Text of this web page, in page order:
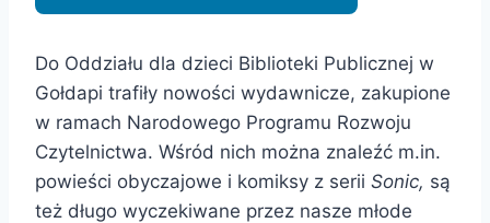
Do Oddziału dla dzieci Biblioteki Publicznej w
Gołdapi trafiły nowości wydawnicze, zakupione
w ramach Narodowego Programu Rozwoju
Czytelnictwa. Wśród nich można znaleźć m.in.
powieści obyczajowe i komiksy z serii Sonic, są
też długo wyczekiwane przez nasze młode